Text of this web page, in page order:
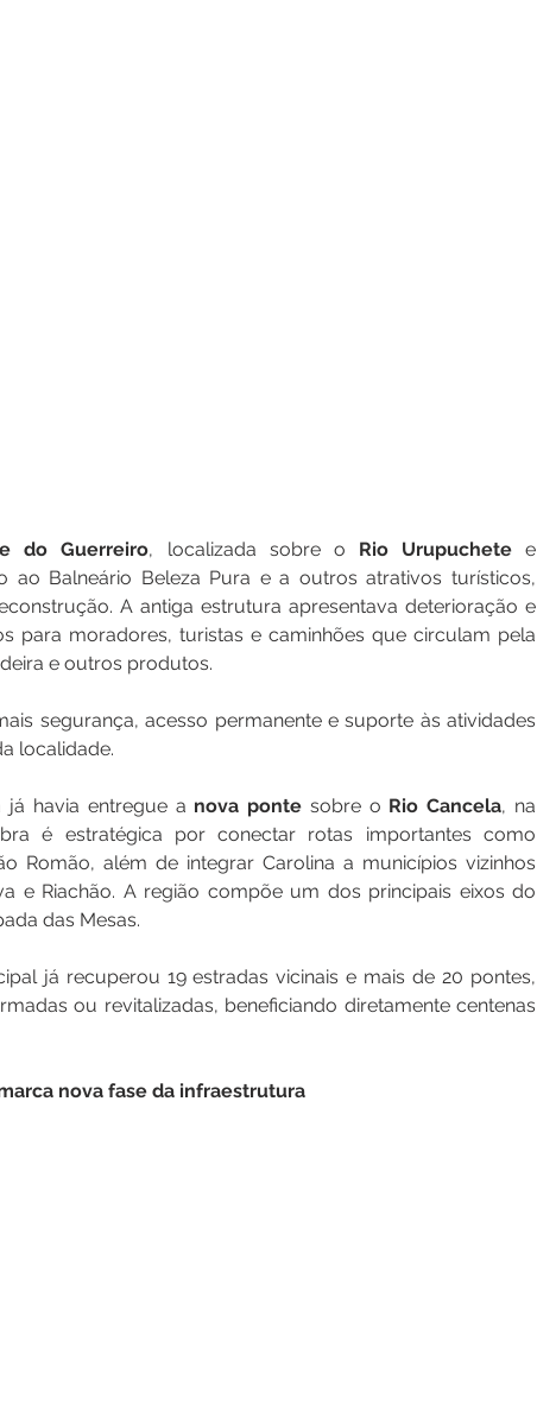
do Guerreiro, localizada sobre o Rio Urupuchete e
ao Balneário Beleza Pura e a outros atrativos turísticos,
A antiga estrutura apresentava deterioração e
para moradores, turistas e caminhões que circulam pela
e outros produtos.
segurança, acesso permanente e suporte às atividades
localidade.
já havia entregue a nova ponte sobre o Rio Cancela, na
é estratégica por conectar rotas importantes como
Romão, além de integrar Carolina a municípios vizinhos
e Riachão. A região compõe um dos principais eixos do
das Mesas.
já recuperou 19 estradas vicinais e mais de 20 pontes,
ou revitalizadas, beneficiando diretamente centenas
nova fase da infraestrutura